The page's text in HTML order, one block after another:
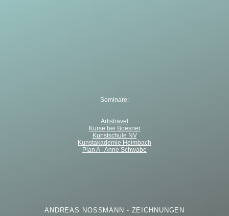
ANDREAS NOSSMANN - ZEICHNUNGEN
Seminare:
Artistravel
Kurse bei Boesner
Kunstschule NV
Kunstakademie Heimbach
Plan A - Anne Schwabe